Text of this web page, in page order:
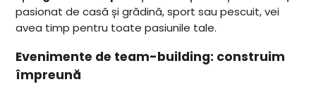
pasionat de casă și grădină, sport sau pescuit, vei
avea timp pentru toate pasiunile tale.
Evenimente de team-building: construim
împreună